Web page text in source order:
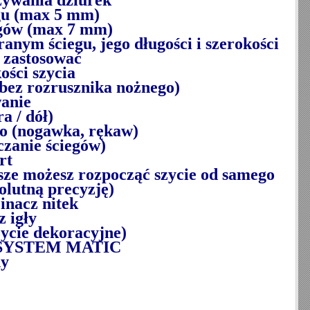
(max 5 mm)
(max 7 mm)
ściegu, jego długości i szerokości
szycia
rozrusznika nożnego)
/ dół)
(nogawka, rękaw)
ściegów)
możesz rozpocząć szycie od samego
precyzję)
nitek
igły
dekoracyjne)
MATIC